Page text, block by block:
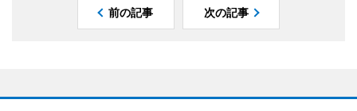
前の記事 次の記事